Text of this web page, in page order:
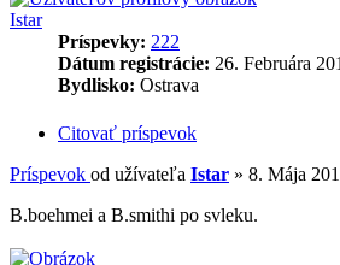
Istar
Príspevky: 222
Dátum registrácie: 26. Februára
Bydlisko: Ostrava
Citovať príspevok
Príspevok od užívateľa Istar » 8. Mája
B.boehmei a B.smithi po svleku.